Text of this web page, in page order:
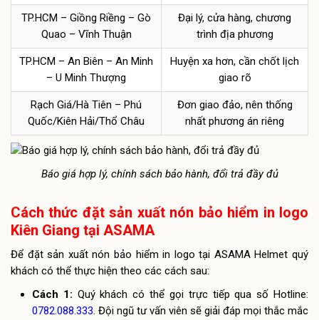
TP.HCM – Giồng Riềng – Gò
Quao – Vĩnh Thuận
Đại lý, cửa hàng, chương
trình địa phương
TP.HCM – An Biên – An Minh
– U Minh Thượng
Huyện xa hơn, cần chốt lịch
giao rõ
Rạch Giá/Hà Tiên – Phú
Quốc/Kiên Hải/Thổ Châu
Đơn giao đảo, nên thống
nhất phương án riêng
Báo giá hợp lý, chính sách bảo hành, đổi trả đầy đủ
Cách thức đặt sản xuất nón bảo hiểm in logo
Kiên Giang tại ASAMA
Để đặt sản xuất nón bảo hiểm in logo tại ASAMA Helmet quý
khách có thể thực hiện theo các cách sau:
Cách 1: Quý khách có thể gọi trực tiếp qua số Hotline:
0782.088.333. Đội ngũ tư vấn viên sẽ giải đáp mọi thắc mắc